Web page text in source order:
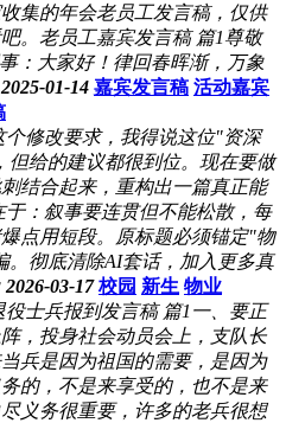
集的年会老员工发言稿，仅供
。老员工嘉宾发言稿 篇1尊敬
：大家好！律回春晖渐，万象
01-14 嘉宾发言稿 活动嘉宾
个修改要求，我得说这位"资深
但给的建议都很到位。现在要做
结合起来，重构出一篇真正能
：叙事要连贯但不能松散，每
点用短段。原标题必须锚定"物
。彻底清除AI套话，加入更多真
03-17 校园 新生 物业
役士兵报到发言稿 篇1一、要正
，投身社会动员会上，支队长
兵是因为祖国的需要，是因为
的，不是来享受的，也不是来
义务很重要，许多的老兵很想